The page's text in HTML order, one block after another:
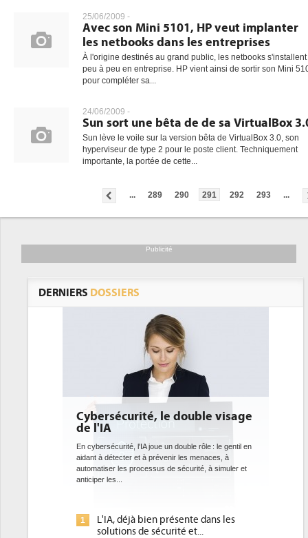
25/06/2009 -
Avec son Mini 5101, HP veut implanter
les netbooks dans les entreprises
À l'origine destinés au grand public, les netbooks s'installent
peu à peu en entreprise. HP vient ainsi de sortir son Mini
pour compléter sa...
24/06/2009 -
Sun sort une bêta de de sa VirtualBox
Sun lève le voile sur la version bêta de VirtualBox 3.0, son
hyperviseur de type 2 pour le poste client. Techniquement
importante, la portée de cette...
... 289 290 291 292 293 ...
Publicité
DERNIERS DOSSIERS
le double visage
cybersécurité, l'IA joue un double rôle : le gentil en
à détecter et à prévenir les menaces, à
les processus de sécurité, à simuler et
L'IA, déjà bien présente dans les
solutions de sécurité et...
DEE: l'efficacité
datacenters
Des datacenters plus
ce que recherchent les
1
Qu'est-ce que la